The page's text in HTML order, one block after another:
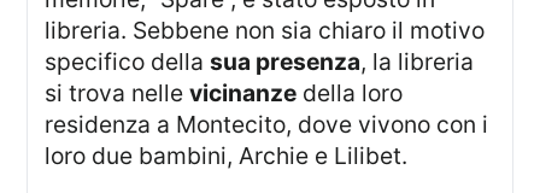
libreria. Sebbene non sia chiaro il motivo
specifico dellasua presenza, la libreria
si trova nellevicinanze della loro
residenza a Montecito, dove vivono con i
loro due bambini, Archie e Lilibet.